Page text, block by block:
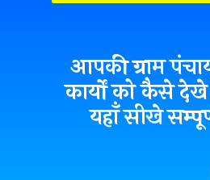
आपकी ग्राम
कार्यों को कैसे
यहाँ सीखे